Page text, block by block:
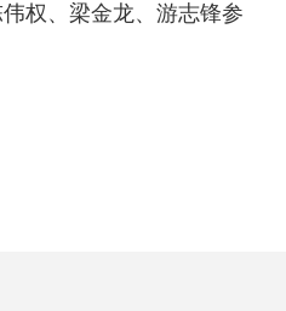
、梁金龙、游志锋参